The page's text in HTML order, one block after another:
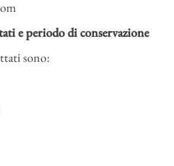
e periodo di conservazione
sono: